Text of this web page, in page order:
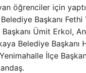
öğrenciler için
Başkanı
Ümit Erkol,
Belediye Başkanı
İlçe